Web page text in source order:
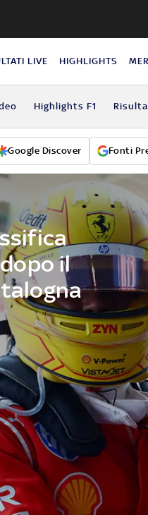
LIVE HIGHLIGHTS
Highlights F1
Google Discover Fonti
il